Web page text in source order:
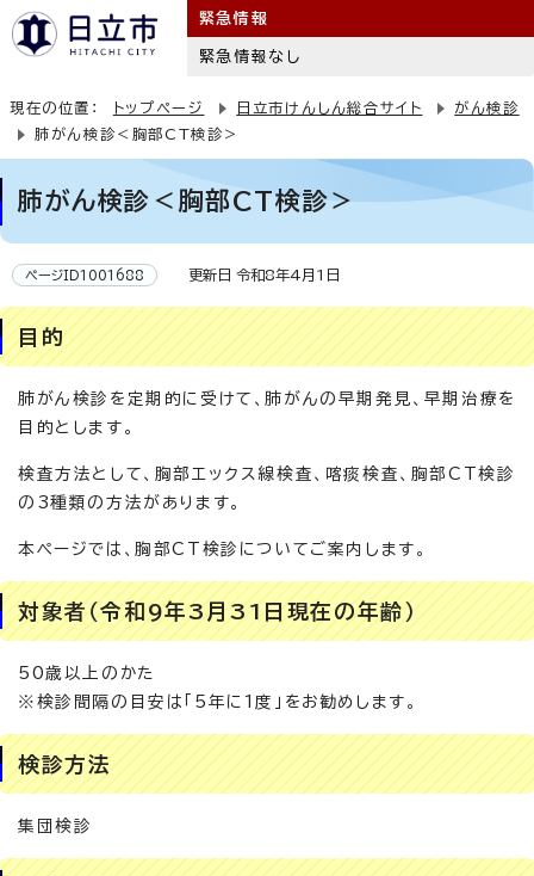
緊急情報
緊急情報なし
現在の位置： トップページ 日立市けんしん総合サイト
がん検診
肺がん検診＜胸部CT検診＞
肺がん検診＜胸部CT検診＞
ページID1001688 更新日 令和8年4月1日
目的
肺がん検診を定期的に受けて、肺がんの早期発見、早期治療を
目的とします。
検査方法として、胸部エックス線検査、喀痰検査、胸部CT検診
の3種類の方法があります。
本ページでは、胸部CT検診についてご案内します。
対象者（令和9年3月31日現在の年齢）
50歳以上のかた
※検診間隔の目安は「5年に1度」をお勧めします。
検診方法
集団検診